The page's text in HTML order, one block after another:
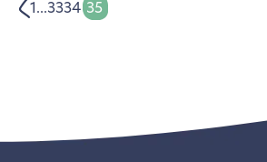
1 ...3334 35